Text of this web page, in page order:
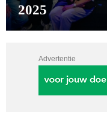
2025
Advertentie